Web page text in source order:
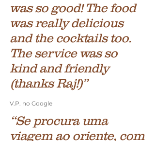
was so good! The food
was really delicious
and the cocktails too.
The service was so
kind and friendly
(thanks Raj!)”
V.P. no Google
“Se procura uma
viagem ao oriente, com